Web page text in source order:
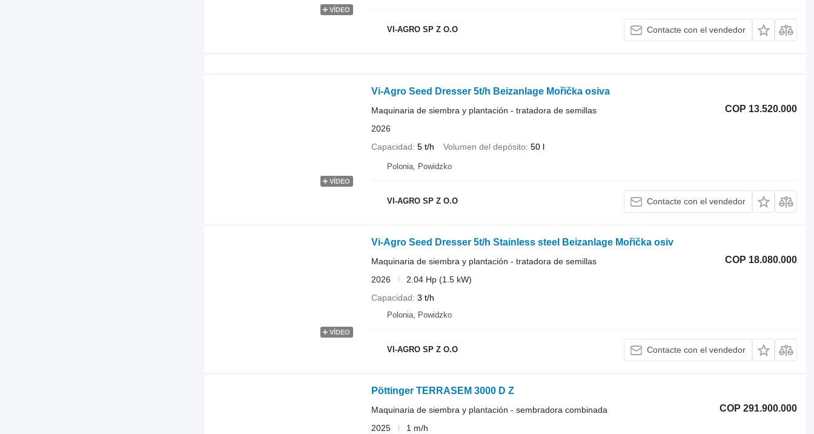
VÍDEO
VI-AGRO SP Z O.O Contacte con el vendedor
VÍDEO
Vi-Agro Seed Dresser 5t/h Beizanlage Mořička osiva
COP 13.520.000
Maquinaria de siembra y plantación - tratadora de semillas
2026
Capacidad 5 t/h Volumen del depósito 50 l
Polonia, Powidzko
VI-AGRO SP Z O.O Contacte con el vendedor
VÍDEO
Vi-Agro Seed Dresser 5t/h Stainless steel Beizanlage Mořička osiv
COP 18.080.000
Maquinaria de siembra y plantación - tratadora de semillas
2026
2.04 Hp (1.5 kW)
Capacidad 3 t/h
Polonia, Powidzko
VI-AGRO SP Z O.O Contacte con el vendedor
Pöttinger TERRASEM 3000 D Z
COP 291.900.000
Maquinaria de siembra y plantación - sembradora combinada
2025
1 m/h